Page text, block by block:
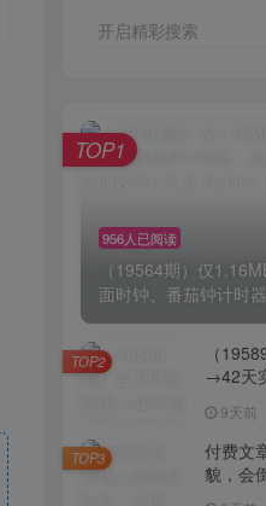
开启精彩搜索
956人已阅读
（19564期）仅
面时钟、番茄钟计时
TOP1
（
→42天
域转化
例
9天前
TOP2
付费文
貌，会
TOP3